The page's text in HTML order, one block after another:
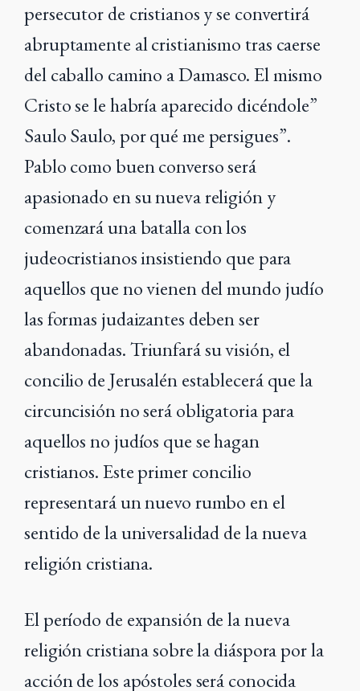
persecutor de cristianos y se convertirá
abruptamente al cristianismo tras caerse
del caballo camino a Damasco. El mismo
Cristo se le habría aparecido dicéndole”
Saulo Saulo, por qué me persigues”.
Pablo como buen converso será
apasionado en su nueva religión y
comenzará una batalla con los
judeocristianos insistiendo que para
aquellos que no vienen del mundo judío
las formas judaizantes deben ser
abandonadas. Triunfará su visión, el
concilio de Jerusalén establecerá que la
circuncisión no será obligatoria para
aquellos no judíos que se hagan
cristianos. Este primer concilio
representará un nuevo rumbo en el
sentido de la universalidad de la nueva
religión cristiana.
El período de expansión de la nueva
religión cristiana sobre la diáspora por la
acción de los apóstoles será conocida